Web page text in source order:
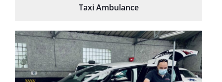
Taxi Ambulance